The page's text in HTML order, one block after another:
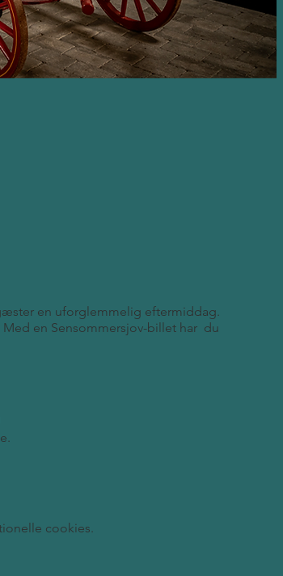
en uforglemmelig eftermiddag.
en Sensommersjov-billet har du
cookies.